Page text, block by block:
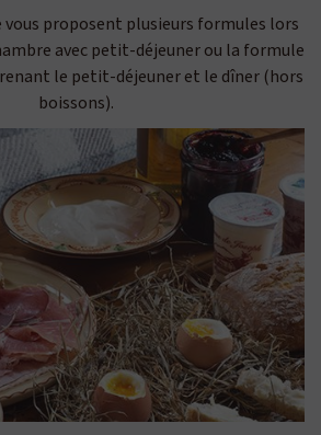
vous proposent plusieurs formules lors
avec petit-déjeuner ou la formule
le petit-déjeuner et le dîner (hors
boissons).